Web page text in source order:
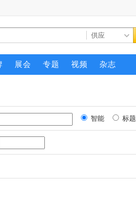
展会 专题 视频 杂志
智能 标题